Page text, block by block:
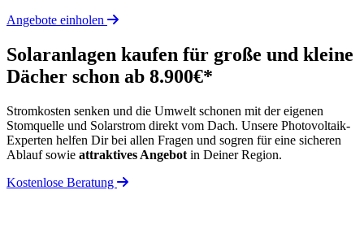
Angebote einholen
Solaranlagen kaufen für große und kleine
Dächer schon ab 8.900€*
Stromkosten senken und die Umwelt schonen mit der eigenen
Stomquelle und Solarstrom direkt vom Dach. Unsere Photovoltaik-
Experten helfen Dir bei allen Fragen und sogren für eine sicheren
Ablauf sowie attraktives Angebot in Deiner Region.
Kostenlose Beratung